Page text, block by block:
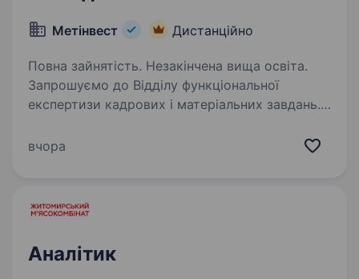
Метінвест Дистанційно
Повна зайнятість. Незакінчена вища освіта.
Запрошуємо до Відділу функціональної
експертизи кадрових і матеріальних завдань.
у напрямку ІТ-технологій. Якщо ви зацікавлені
вчора
Аналітик